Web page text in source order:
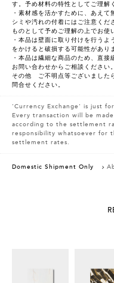
す。予め材料の特性としてご理解
・素材感を活かすために、あえて
シミや汚れの付着にはご注意くだ
ものとして予めご理解の上でお使
・本品は壁面に取り付けを行う
をかけると破損する可能性があり
・本品は繊細な商品のため、直
お問い合わせからご相談ください。
その他 ご不明点等ございました
問合せください。
'Currency Exchange' is just
Every transaction will be
according to the settlement
responsibility whatsoever for
settlement rates.
Domestic Shipment Only